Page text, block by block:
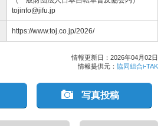
tojinfo@jifu.jp
https://www.toj.co.jp/2026/
情報更新日：2026年04月02日
情報提供元： 協同組合i-TAK
写真投稿